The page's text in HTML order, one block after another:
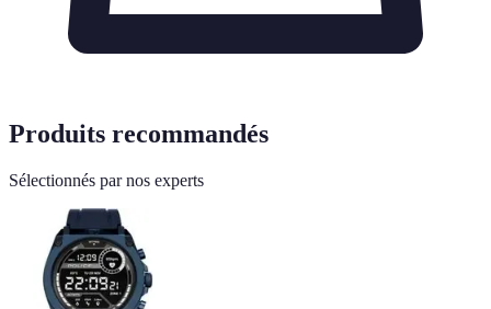
Produits recommandés
Sélectionnés par nos experts